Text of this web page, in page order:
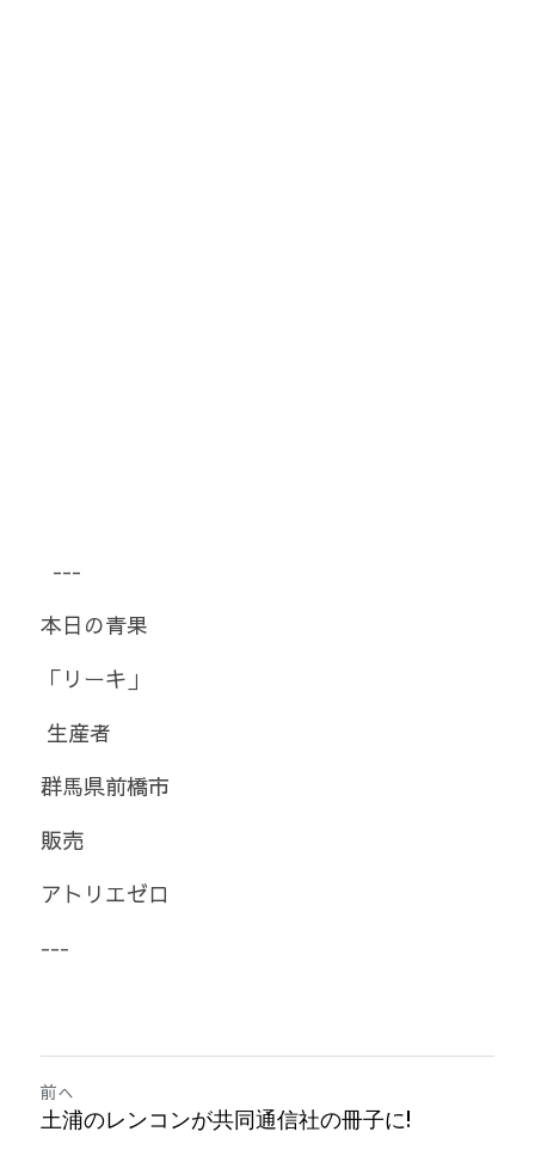
  ---
本日の青果
「リーキ」
生産者
群馬県前橋市
販売
アトリエゼロ
---
前へ
土浦のレンコンが共同通信社の冊子に!